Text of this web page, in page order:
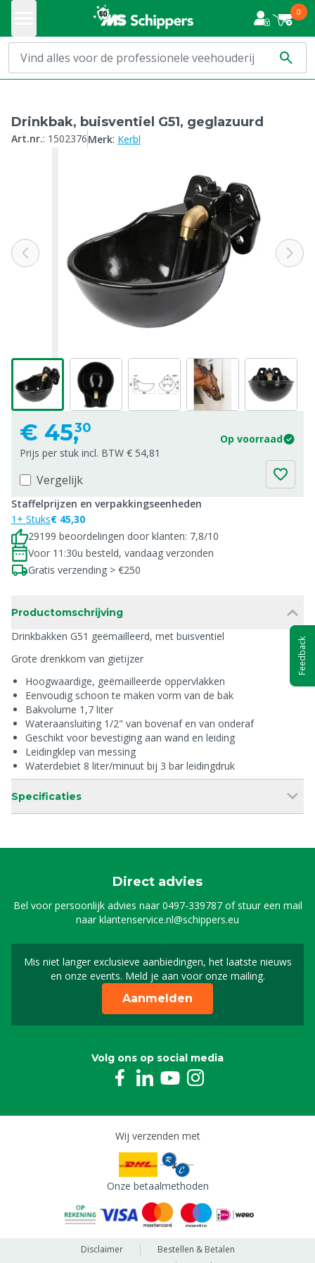
0
Drinkbak, buisventiel G51, geglazuurd
Art.nr.: 1502376Merk: Kerbl
€ 45,30
Op voorraad
Prijs per stuk incl. BTW € 54,81
Vergelijk
Staffelprijzen en verpakkingseenheden
1+ Stuks€ 45,30
29199 beoordelingen door klanten: 7,8/10
Voor 11:30u besteld, vandaag verzonden
Gratis verzending > €250
Productomschrijving
Drinkbakken G51 geëmailleerd, met buisventiel
Grote drenkkom van gietijzer
Hoogwaardige, geëmailleerde oppervlakken
Eenvoudig schoon te maken vorm van de bak
Bakvolume 1,7 liter
Wateraansluiting 1/2" van bovenaf en van onderaf
Geschikt voor bevestiging aan wand en leiding
Leidingklep van messing
Waterdebiet 8 liter/minuut bij 3 bar leidingdruk
Specificaties
Direct advies
Bel voor persoonlijk advies naar0497-339787of stuur een mail
naarklantenservice.nl@schippers.eu
Mis niet langer exclusieve aanbiedingen, het laatste nieuws
en onze events. Meld je aan voor onze mailing.
Schrijf je in voor onze
Aanmelden
Volg ons op social media
Wij verzenden met
Onze betaalmethoden
Disclaimer
Bestellen & Betalen
Feedback